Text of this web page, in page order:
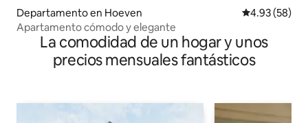
Departamento en Hoeven Calificación
4.93 (58)
Apartamento cómodo y elegante
La comodidad de un hogar y unos
precios mensuales fantásticos